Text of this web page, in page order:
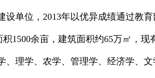
设单位，2013年以优异成绩通过教
余亩，建筑面积约65万㎡，现
、理学、农学、管理学、经济学、